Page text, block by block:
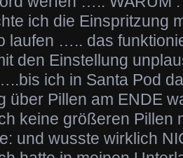
ich die Einspritzung
laufen ….. das
den Einstellung
ich in Santa Pod
über Pillen am ENDE
keine größeren
und wusste wirklich